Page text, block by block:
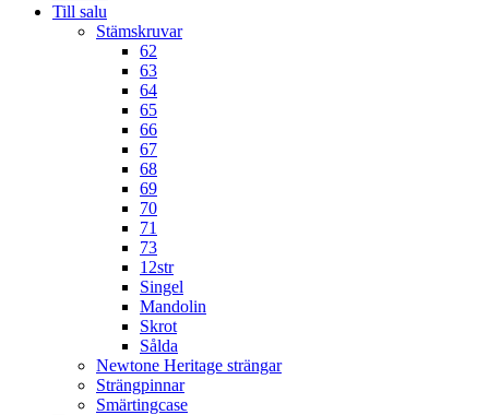
Till salu
Stämskruvar
62
63
64
65
66
67
68
69
70
71
73
12str
Singel
Mandolin
Skrot
Sålda
Newtone Heritage strängar
Strängpinnar
Smärtingcase